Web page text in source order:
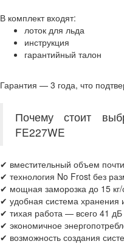
В комплект входят:
лоток для льда
инструкция
гарантийный талон
Гарантия — 3 года, что
Почему стоит
FE227WE
✔ вместительный объем
✔ технология No Frost без
✔ мощная заморозка до 15 кг/
✔ удобная система хранения
✔ тихая работа — всего 41 дБ
✔ экономичное
✔ возможность создания